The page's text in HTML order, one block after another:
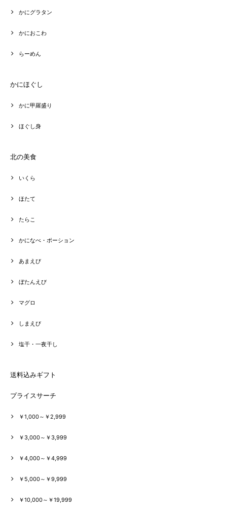
かにグラタン
かにおこわ
らーめん
かにほぐし
かに甲羅盛り
ほぐし身
北の美食
いくら
ほたて
たらこ
かになべ・ポーション
あまえび
ぼたんえび
マグロ
しまえび
塩干・一夜干し
送料込みギフト
プライスサーチ
￥1,000～￥2,999
￥3,000～￥3,999
￥4,000～￥4,999
￥5,000～￥9,999
￥10,000～￥19,999